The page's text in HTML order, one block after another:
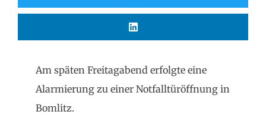
Am späten Freitagabend erfolgte eine
Alarmierung zu einer Notfalltüröffnung in
Bomlitz.